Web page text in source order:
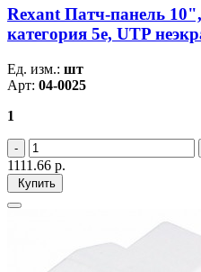
Rexant Патч-панель
категория 5e, UTP
Ед. изм.: шт
Арт: 04-0025
1
1111.66 р.
Купить